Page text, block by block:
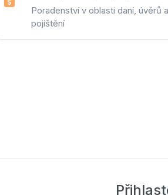
Poradenství v oblasti daní, úvěrů a
pojištění